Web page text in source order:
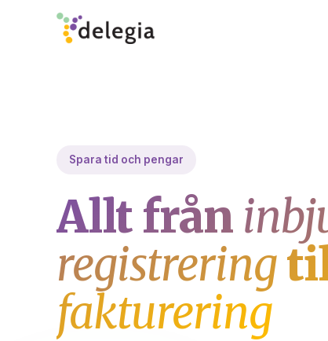
Spara tid och pengar
Allt från
registrering
fakturering